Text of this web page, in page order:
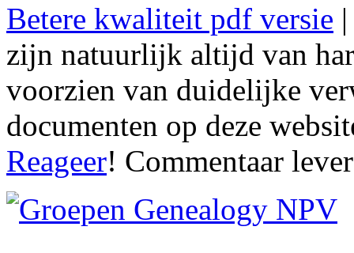
Betere kwaliteit pdf versie
zijn natuurlijk altijd van
voorzien van duidelijke
documenten op deze
Reageer! Commentaar